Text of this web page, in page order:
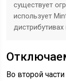
существует
использует
Во второй